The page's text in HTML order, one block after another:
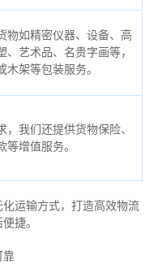
物如精密仪器、设备、高
艺术品、名贵字画等，
架等包装服务。
我们还提供货物保险、
等增值服务。
运输方式，打造高效物流
捷。
靠